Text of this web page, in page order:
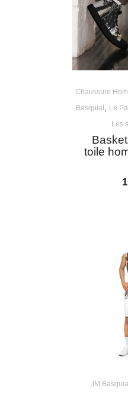
Chaussure
Basquiat, Le
Les
toile
JM